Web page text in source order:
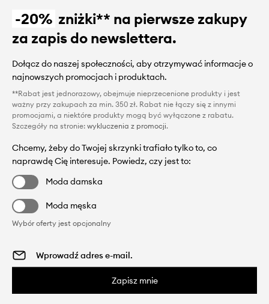
-20% zniżki** na pierwsze zakupy
za zapis do newslettera.
Dołącz do naszej społeczności, aby otrzymywać informacje o
najnowszych promocjach i produktach.
**Rabat jest jednorazowy, obejmuje nieprzecenione produkty i jest
ważny przy zakupach za min. 350 zł. Rabat nie łączy się z innymi
promocjami, a niektóre produkty mogą być wyłączone z rabatu.
Szczegóły na stronie: wykluczenia z promocji.
Chcemy, żeby do Twojej skrzynki trafiało tylko to, co
naprawdę Cię interesuje. Powiedz, czy jest to:
Moda damska
Moda męska
Wybór oferty jest opcjonalny
Zapisz mnie